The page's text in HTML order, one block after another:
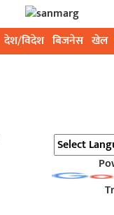
देश/विदेश बिजनेस खेल